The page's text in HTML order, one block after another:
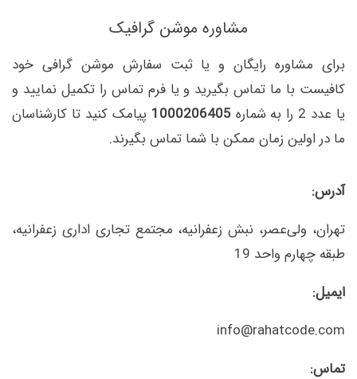
مشاوره موشن گرافیک
برای مشاوره رایگان و یا ثبت سفارش موشن گرافی خود
کافیست با ما تماس بگیرید و یا فرم تماس را تکمیل نمایید و
یا عدد 2 را به شماره
1000206405 پیامک کنید تا کارشناسان
ما در اولین زمان ممکن با شما تماس بگیرند.
آدرس:
تهران، ولی‌عصر، نبش زعفرانیه، مجتمع تجاری اداری زعفرانیه،
طبقه چهارم واحد 19
ایمیل:
info@rahatcode.com
تماس: